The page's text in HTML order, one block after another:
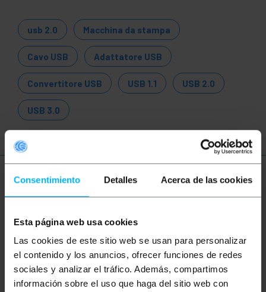
Consentimiento Detalles Acerca de las cookies
Esta página web usa cookies
Las cookies de este sitio web se usan para personalizar
el contenido y los anuncios, ofrecer funciones de redes
sociales y analizar el tráfico. Además, compartimos
información sobre el uso que haga del sitio web con
usb 2.0 Macchina da stampa
Cavo USB Adattatore USB
Convertitore USB USB 1.1 USB 2.0
USB 3.0
Ulteriori informazioni
Descrizione
Adattatore da Bluetooth (Classe 1) a USB 2.0. È un
piccolo modulo che si collega alla porta USB (ha un
connettore A-Male). Funziona sulla frequenza